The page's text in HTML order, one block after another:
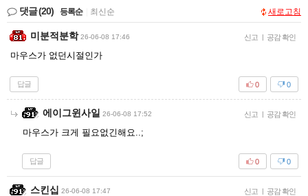
댓글(20) 등록순 최신순 새로고침
미분적분학 26-06-08 17:46 신고 | 공감 확인
마우스가 없던시절인가
답글 0
0
에이그윈사일 26-06-08 17:52 신고 | 공감 확인
마우스가 크게 필요없긴해요..;
답글 0
0
스킨십 26-06-08 17:47 신고 | 공감 확인